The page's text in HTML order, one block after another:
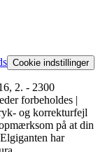
Cookie indstillinger
2. - 2300
forbeholdes |
og korrekturfejl
på at din
har